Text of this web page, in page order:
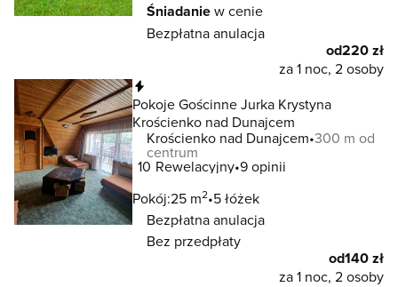
Śniadaniew cenie
Bezpłatna anulacja
od220 zł
za 1 noc, 2 osoby
Pokoje Gościnne Jurka Krystyna
Krościenko nad Dunajcem
Krościenko nad Dunajcem 300 m od
centrum
10 Rewelacyjny 9 opinii
Pokój:25 m2 5 łóżek
Bezpłatna anulacja
Bez przedpłaty
od140 zł
za 1 noc, 2 osoby